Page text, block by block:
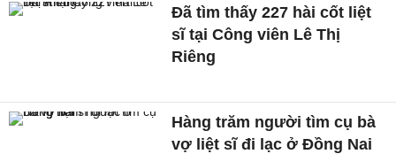
Đã tìm thấy 227 hài cốt liệt
sĩ tại Công viên Lê Thị
Riêng
Hàng trăm người tìm cụ bà
vợ liệt sĩ đi lạc ở Đồng Nai